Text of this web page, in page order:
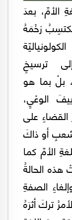
الأمِّ، بعدَ
زخْمَهُ
ترسيخِ
بلْ بما هو
الوعْيِ،
القضاءِ على
أو ذاكَ
الأمِّ كما
الحالةُ
الصفةِ
تركَ أثرَهُ